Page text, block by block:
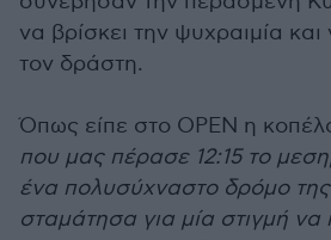
να βρίσκει την ψυχραιμία
τον δράστη.
Όπως είπε στο ΟΡΕΝ η
που μας πέρασε 12:15 το
ένα πολυσύχναστο δρόμο
σταμάτησα για μία στιγμή να